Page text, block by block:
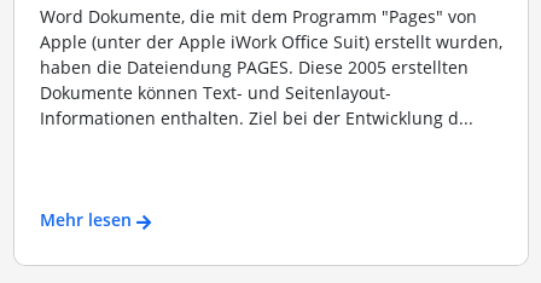
Word Dokumente, die mit dem Programm "Pages" von
Apple (unter der Apple iWork Office Suit) erstellt wurden,
haben die Dateiendung PAGES. Diese 2005 erstellten
Dokumente können Text- und Seitenlayout-
Informationen enthalten. Ziel bei der Entwicklung d...
Mehr lesen